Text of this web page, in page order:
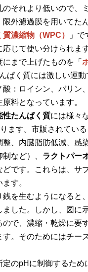
それより低いので、
外濾過膜を用いてた
濃縮物（WPC）
」
じて使い分けられま
まで上げたものを「
ぱく質には激しい運
酸：ロイシン、バリン
料となっています。
性たんぱく質には様々
ます。市販されている
整、内臓脂肪低減、感
など）、 ラクトパー
です。これらは、サ
す。
を生むようになると
した。しかし、図に
で、濃縮・乾燥に要
。そのためにはチー
のpHに制御するため